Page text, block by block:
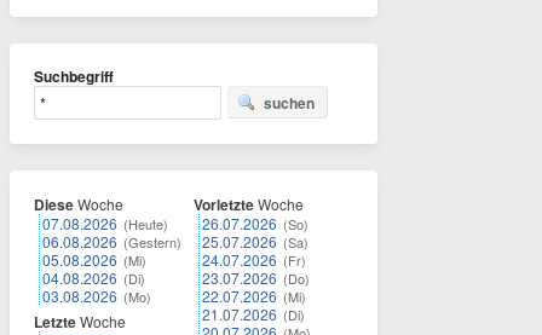
Suchbegriff
suchen
DieseWoche
07.08.2026 (Heute)
06.08.2026 (Gestern)
05.08.2026 (Mi)
04.08.2026 (Di)
03.08.2026 (Mo)
LetzteWoche
VorletzteWoche
26.07.2026 (So)
25.07.2026 (Sa)
24.07.2026 (Fr)
23.07.2026 (Do)
22.07.2026 (Mi)
21.07.2026 (Di)